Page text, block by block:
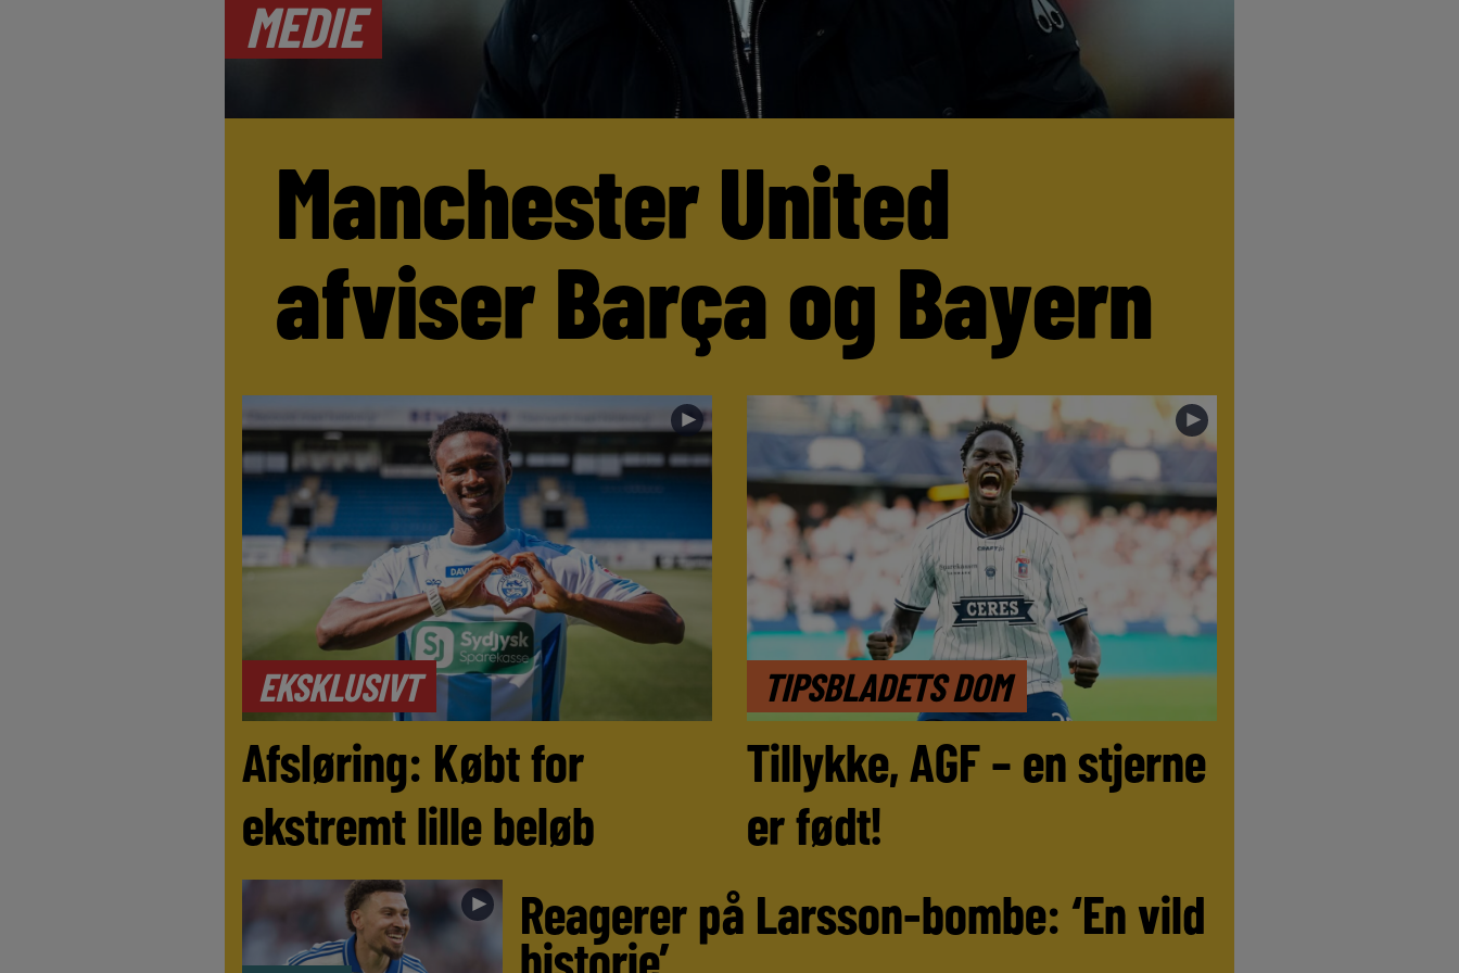
MEDIE
Manchester United
afviser Barça og Bayern
EKSKLUSIVT
►
Afsløring: Købt for
ekstremt lille beløb
TIPSBLADETS DOM
►
Tillykke, AGF – en stjerne
er født!
► Reagerer på Larsson-bombe: ‘En vild